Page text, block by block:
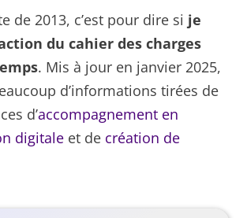
de 2013, c’est pour dire si je
du cahier des charges
. Mis à jour en janvier 2025,
d’informations tirées de
d’accompagnement en
digitale et de création de